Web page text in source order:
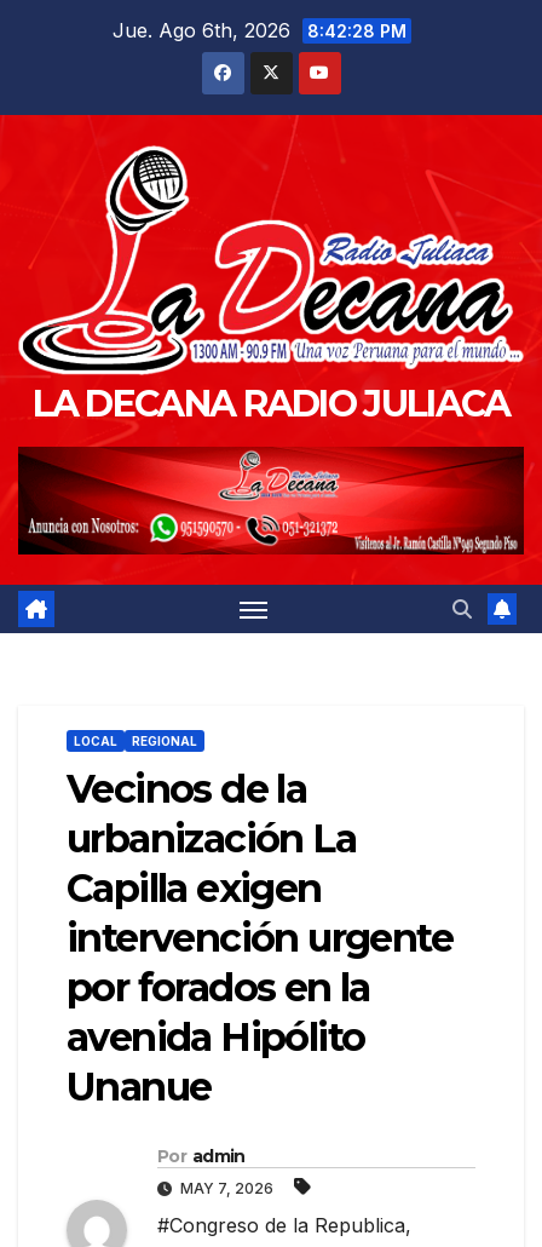
Jue. Ago 6th, 2026 8:42:30 PM
LA DECANA RADIO JULIACA
LOCAL REGIONAL
Vecinos de la
urbanización La
Capilla exigen
intervención urgente
por forados en la
avenida Hipólito
Unanue
Por admin
MAY 7, 2026
#Congreso de la Republica,